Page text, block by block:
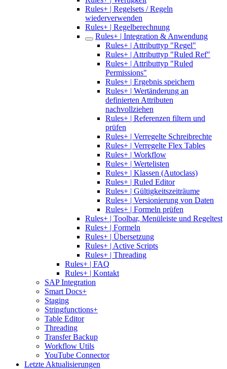
Rules+ | Regelsets / Regeln
wiederverwenden
Rules+ | Regelberechnung
Rules+ | Integration & Anwendung
Rules+ | Attributtyp "Regel"
Rules+ | Attributtyp "Ruled Ref"
Rules+ | Attributtyp "Ruled
Permissions"
Rules+ | Ergebnis speichern
Rules+ | Wertänderung an
definierten Attributen
nachvollziehen
Rules+ | Referenzen filtern und
prüfen
Rules+ | Verregelte Schreibrechte
Rules+ | Verregelte Flex Tables
Rules+ | Workflow
Rules+ | Wertelisten
Rules+ | Klassen (Autoclass)
Rules+ | Ruled Editor
Rules+ | Gültigkeitszeiträume
Rules+ | Versionierung von Daten
Rules+ | Formeln prüfen
Rules+ | Toolbar, Menüleiste und Regeltest
Rules+ | Formeln
Rules+ | Übersetzung
Rules+ | Active Scripts
Rules+ | Threading
Rules+ | FAQ
Rules+ | Kontakt
SAP Integration
Smart Docs+
Staging
Stringfunctions+
Table Editor
Threading
Transfer Backup
Workflow Utils
YouTube Connector
Letzte Aktualisierungen